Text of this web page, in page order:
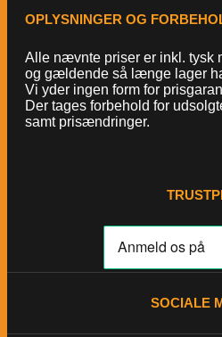
OPLYSNINGER OG
Alle nævnte priser er inkl. tysk
og gældende så længe lager
Vi yder ingen form for
Der tages forbehold for
samt prisændringer.
SOCIALE